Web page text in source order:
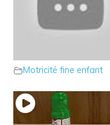
21 – Connaissez-
Motricité fine enfant